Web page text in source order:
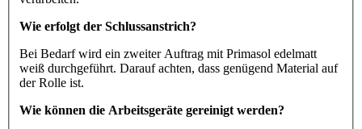
Wie erfolgt der Schlussanstrich?
Bei Bedarf wird ein zweiter Auftrag mit Primasol edelmatt
weiß durchgeführt. Darauf achten, dass genügend Material auf
der Rolle ist.
Wie können die Arbeitsgeräte gereinigt werden?